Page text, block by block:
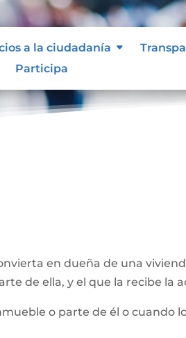
a la ciudadanía
Participa
en dueña de una
de ella, y el que la recibe la
o parte de él o cuando